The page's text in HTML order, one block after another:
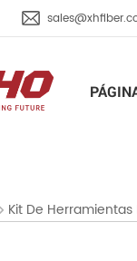
Kit De Herramientas